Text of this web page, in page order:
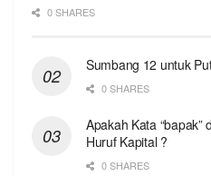
0 SHARES
Sumbang 12 untuk
0 SHARES
Apakah Kata “bapak”
Huruf Kapital ?
0 SHARES